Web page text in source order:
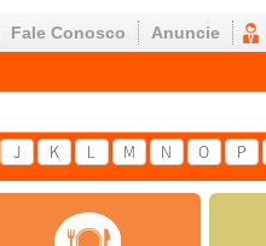
Fale Conosco Anuncie
J K L M N O P